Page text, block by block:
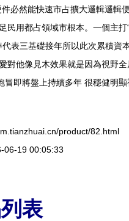
然能快速市占擴大邏輯邏輯
用都占領域市根本。一個主
表三基礎接年所以此次累積
他像見木效果就是因為視野
即將盤上持續多年 很穩健明
product/82.html
06-19 00:05:33
表